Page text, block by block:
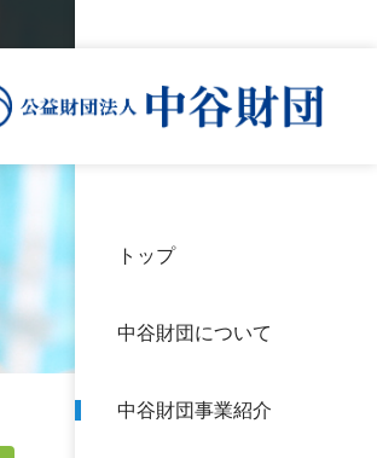
トップ
中谷財団について
中谷財団事業紹介